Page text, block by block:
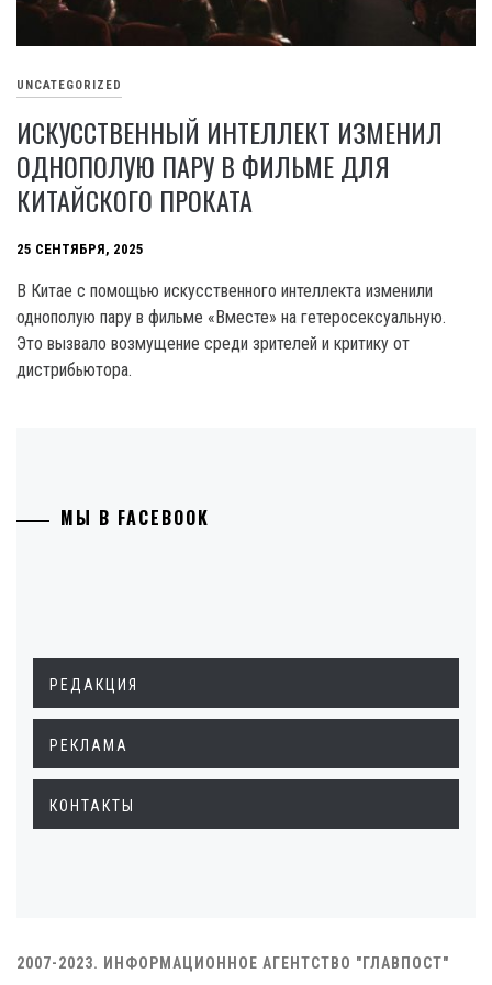
UNCATEGORIZED
ИСКУССТВЕННЫЙ ИНТЕЛЛЕКТ ИЗМЕНИЛ
ОДНОПОЛУЮ ПАРУ В ФИЛЬМЕ ДЛЯ
КИТАЙСКОГО ПРОКАТА
25 СЕНТЯБРЯ, 2025
В Китае с помощью искусственного интеллекта изменили
однополую пару в фильме «Вместе» на гетеросексуальную.
Это вызвало возмущение среди зрителей и критику от
дистрибьютора.
МЫ В FACEBOOK
РЕДАКЦИЯ
РЕКЛАМА
КОНТАКТЫ
2007-2023. ИНФОРМАЦИОННОЕ АГЕНТСТВО "ГЛАВПОСТ"